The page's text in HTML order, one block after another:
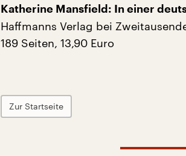
Katherine Mansfield: In einer
Haffmanns Verlag bei
189 Seiten, 13,90 Euro
Zur Startseite